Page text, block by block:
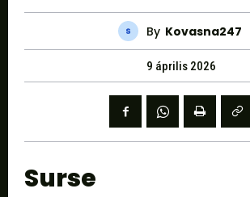
By Kovasna247
9 április 2026
Surse